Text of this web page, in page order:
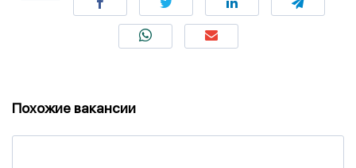
Похожие вакансии